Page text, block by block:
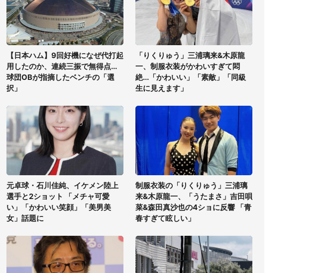
【日本ハム】9回好機になぜ代打起
用したのか、連続三振で無得点...
球団OBが指摘したベンチの「選
択」
「りくりゅう」三浦璃来&木原龍
一、制服衣装がかわいすぎて悶
絶...「かわいい」「素敵」「同級
生に見えます」
元卓球・石川佳純、イケメン陸上
選手と2ショット 「メチャ可愛
い」「かわいい笑顔」「美男美
女」話題に
制服衣装の「りくりゅう」三浦璃
来&木原龍一、「うたまさ」吉田唄
菜&森田真沙也の4ショに反響 「青
春すぎて眩しい」